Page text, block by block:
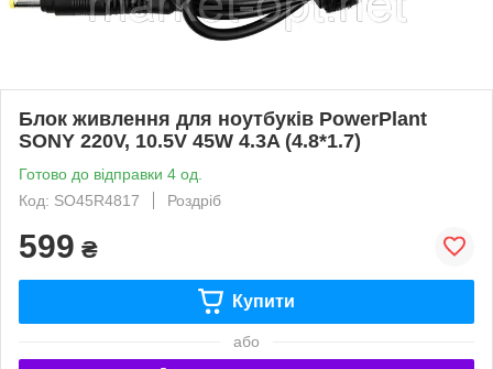
Блок живлення для ноутбуків PowerPlant
SONY 220V, 10.5V 45W 4.3A (4.8*1.7)
Готово до відправки 4 од.
Код: SO45R4817
Роздріб
599 ₴
Купити
або